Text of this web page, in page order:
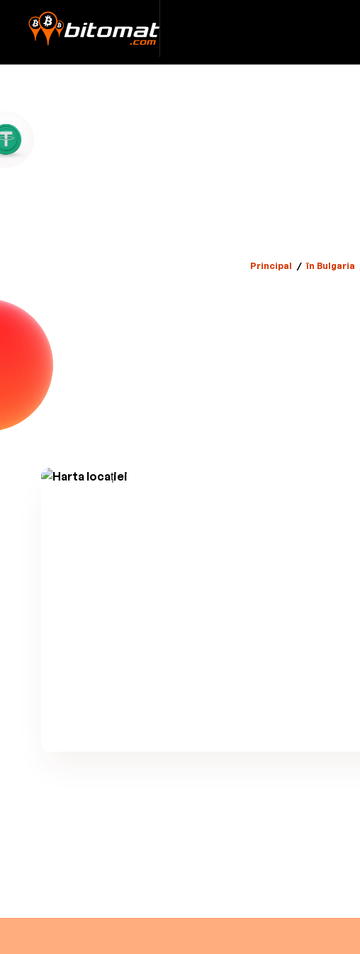
Principal / în Bulgaria